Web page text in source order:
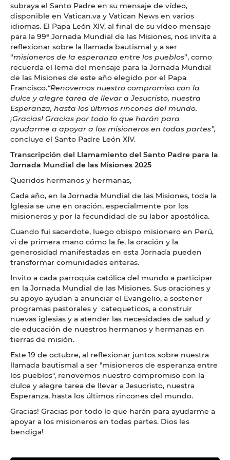
subraya el Santo Padre en su mensaje de vídeo,
disponible en Vatican.va y Vatican News en varios
idiomas. El Papa León XIV, al final de su vídeo mensaje
para la 99ª Jornada Mundial de las Misiones, nos invita a
reflexionar sobre la llamada bautismal y a ser
“misioneros de la esperanza entre los pueblos”, como
recuerda el lema del mensaje para la Jornada Mundial
de las Misiones de este año elegido por el Papa
Francisco.“Renovemos nuestro compromiso con la
dulce y alegre tarea de llevar a Jesucristo, nuestra
Esperanza, hasta los últimos rincones del mundo.
¡Gracias! Gracias por todo lo que harán para
ayudarme a apoyar a los misioneros en todas partes”,
concluye el Santo Padre León XIV.
Transcripción del Llamamiento del Santo Padre para la
Jornada Mundial de las Misiones 2025
Queridos hermanos y hermanas,
Cada año, en la Jornada Mundial de las Misiones, toda la
Iglesia se une en oración, especialmente por los
misioneros y por la fecundidad de su labor apostólica.
Cuando fui sacerdote, luego obispo misionero en Perú,
vi de primera mano cómo la fe, la oración y la
generosidad manifestadas en esta Jornada pueden
transformar comunidades enteras.
Invito a cada parroquia católica del mundo a participar
en la Jornada Mundial de las Misiones. Sus oraciones y
su apoyo ayudan a anunciar el Evangelio, a sostener
programas pastorales y catequeticos, a construir
nuevas iglesias y a atender las necesidades de salud y
de educación de nuestros hermanos y hermanas en
tierras de misión.
Este 19 de octubre, al reflexionar juntos sobre nuestra
llamada bautismal a ser "misioneros de esperanza entre
los pueblos", renovemos nuestro compromiso con la
dulce y alegre tarea de llevar a Jesucristo, nuestra
Esperanza, hasta los últimos rincones del mundo.
Gracias! Gracias por todo lo que harán para ayudarme a
apoyar a los misioneros en todas partes. Dios les
bendiga!